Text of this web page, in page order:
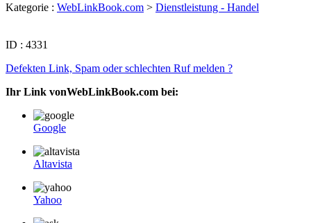
Kategorie : WebLinkBook.com > Dienstleistung - Handel
ID : 4331
Defekten Link, Spam oder schlechten Ruf melden ?
Ihr Link vonWebLinkBook.com bei:
Google
Altavista
Yahoo